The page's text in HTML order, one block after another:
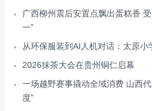
广西柳州震后安置点飘出蛋糕香
一”
从环保服装到AI人机对话：太原小
2026抹茶大会在贵州铜仁启幕
一场越野赛事撬动全域消费 山西
度”